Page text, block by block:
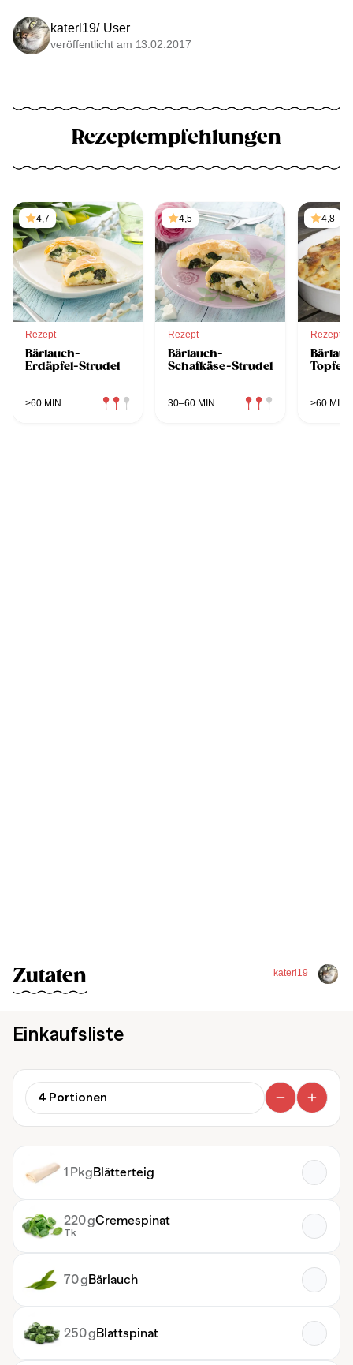
katerl19/ User
veröffentlicht am 13.02.2017
Rezeptempfehlungen
4,7
Rezept
Bärlauch-
Erdäpfel-Strudel
>60 MIN
4,5
Rezept
Bärlauch-
Schafkäse-Strudel
30–60 MIN
4,8
Rezept
>60 MIN
katerl19
Zutaten